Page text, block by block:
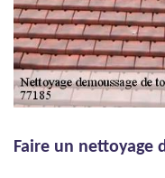
Faire un nettoyage